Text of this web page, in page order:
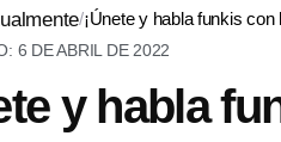
/¡Únete y habla funkis con
6 DE ABRIL DE 2022
y habla